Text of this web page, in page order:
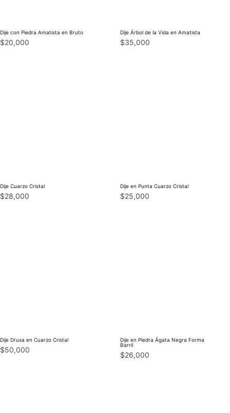
Dije con Piedra Amatista en Bruto
$20,000
Dije Árbol de la Vida en Amatista
$35,000
Dije Cuarzo Cristal
$28,000
Dije en Punta Cuarzo Cristal
$25,000
Dije Drusa en Cuarzo Cristal
$50,000
Dije en Piedra Ágata Negra Forma
Barril
$26,000